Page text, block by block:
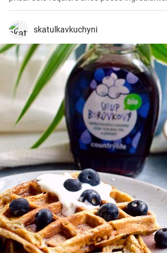
tiene en casa, y en apenas 30 minutos
sabor dulce, siempre eran un éxito para las
skatulkavkuchyni